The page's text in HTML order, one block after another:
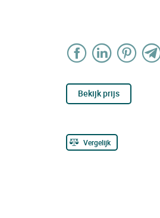
Bekijk prijs
Vergelijk